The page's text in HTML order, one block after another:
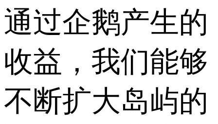
通过企鹅产生的
收益，我们能够
不断扩大岛屿的